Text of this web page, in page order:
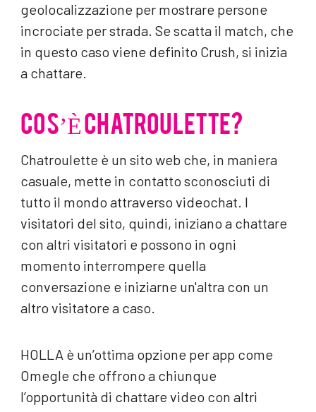
geolocalizzazione per mostrare persone
incrociate per strada. Se scatta il match, che
in questo caso viene definito Crush, si inizia
a chattare.
COS’È CHATROULETTE?
Chatroulette è un sito web che, in maniera
casuale, mette in contatto sconosciuti di
tutto il mondo attraverso videochat. I
visitatori del sito, quindi, iniziano a chattare
con altri visitatori e possono in ogni
momento interrompere quella
conversazione e iniziarne un'altra con un
altro visitatore a caso.
HOLLA è un’ottima opzione per app come
Omegle che offrono a chiunque
l’opportunità di chattare video con altri